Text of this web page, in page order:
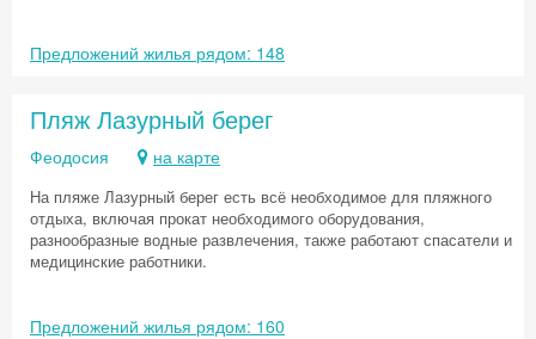
Предложений жилья рядом: 148
Пляж Лазурный берег
Феодосия на карте
На пляже Лазурный берег есть всё необходимое для пляжного
отдыха, включая прокат необходимого оборудования,
разнообразные водные развлечения, также работают спасатели и
медицинские работники.
Предложений жилья рядом: 160